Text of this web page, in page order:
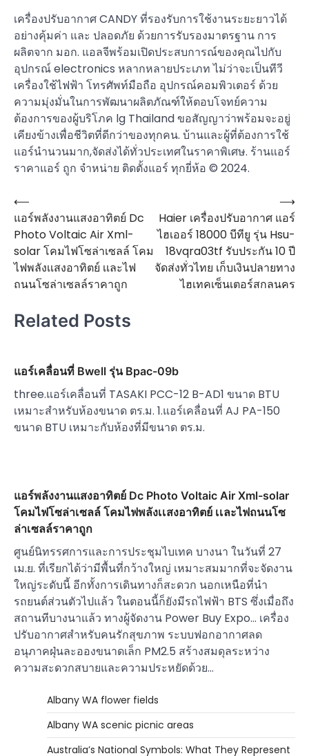
เครื่องปรับอากาศ CANDY ที่รองรับการใช้งานระยะยาวได้
อย่างคุ้มค่า และ ปลอดภัย ด้วยการรับรองมาตรฐาน การ
ผลิตจาก มอก. แอลจีพร้อมเปิดประสบการณ์ของคุณไปกับ
อุปกรณ์ electronics หลากหลายประเภท ไม่ว่าจะเป็นทีวี
เครื่องใช้ไฟฟ้า โทรศัพท์มือถือ อุปกรณ์คอมพิวเตอร์ ด้วย
ความมุ่งมั่นในการพัฒนาผลิตภัณฑ์ให้ตอบโจทย์ความ
ต้องการของผู้บริโภค lg Thailand ขอสัญญาว่าพร้อมจะอยู่
เคียงข้างเพื่อชีวิตที่ดีกว่าของทุกคน. บ้านและผู้ที่ต้องการใช้
แอร์นำนวนมาก,จัดส่งได้ทั่วประเทศในราคาพิเศษ. ร้านแอร์
ราคาแอร์ ถูก จำหน่าย ติดตั้งแอร์ ทุกยี่ห้อ © 2024.
Post
navigation
⟵
แอร์พลังงานแสงอาทิตย์ Dc
Photo Voltaic Air Xml-
solar โคมไฟโซล่าเซลล์ โคม
ไฟพลังเเสงอาทิตย์ เเละไฟ
ถนนโซล่าเซลล์ราคาถูก
Haier เครื่องปรับอากาศ แอร์
ไฮเออร์ 18000 บีทียู รุ่น Hsu-
18vqra03tf รับประกัน 10 ปี
จัดส่งทั่วไทย เก็บเงินปลายทาง
ไฮเทคเซ็นเตอร์สกลนคร
⟶
Related Posts
แอร์เคลื่อนที่ Bwell รุ่น Bpac-09b
three.แอร์เคลื่อนที่ TASAKI PCC-12 B-AD1 ขนาด BTU
เหมาะสำหรับห้องขนาด ตร.ม. 1.แอร์เคลื่อนที่ AJ PA-150
ขนาด BTU เหมาะกับห้องที่มีขนาด ตร.ม.
แอร์พลังงานแสงอาทิตย์ Dc Photo Voltaic Air Xml-solar
โคมไฟโซล่าเซลล์ โคมไฟพลังเเสงอาทิตย์ เเละไฟถนนโซ
ล่าเซลล์ราคาถูก
ศูนย์นิทรรศการและการประชุมไบเทค บางนา ในวันที่ 27
เม.ย. ที่เรียกได้ว่ามีพื้นที่กว้างใหญ่ เหมาะสมมากที่จะจัดงาน
ใหญ่ระดับนี้ อีกทั้งการเดินทางก็สะดวก นอกเหนือที่นำ
รถยนต์ส่วนตัวไปแล้ว ในตอนนี้ก็ยังมีรถไฟฟ้า BTS ซึ่งเมื่อถึง
สถานทีบางนาแล้ว ทางผู้จัดงาน Power Buy Expo… เครื่อง
ปรับอากาศสำหรับคนรักสุขภาพ ระบบฟอกอากาศลด
อนุภาคฝุ่นละอองขนาดเล็ก PM2.5 สร้างสมดุลระหว่าง
ความสะดวกสบายและความประหยัดด้วย…
Albany WA flower fields
Albany WA scenic picnic areas
Australia’s National Symbols: What They Represent